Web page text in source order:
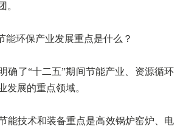
。
环保产业发展重点是什么？
了“十二五”期间节能产业、资源循环
发展的重点领域。
技术和装备重点是高效锅炉窑炉、电